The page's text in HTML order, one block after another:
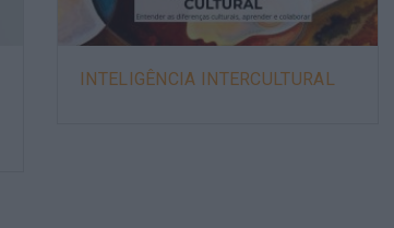
INTELIGÊNCIA INTERCULTURAL